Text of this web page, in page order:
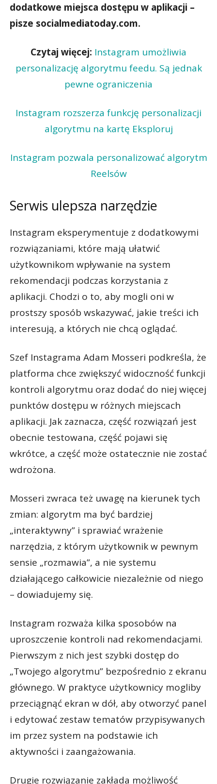
dodatkowe miejsca dostępu w aplikacji –
pisze socialmediatoday.com.
Czytaj więcej: Instagram umożliwia
personalizację algorytmu feedu. Są jednak
pewne ograniczenia
Instagram rozszerza funkcję personalizacji
algorytmu na kartę Eksploruj
Instagram pozwala personalizować algorytm
Reelsów
Serwis ulepsza narzędzie
Instagram eksperymentuje z dodatkowymi
rozwiązaniami, które mają ułatwić
użytkownikom wpływanie na system
rekomendacji podczas korzystania z
aplikacji. Chodzi o to, aby mogli oni w
prostszy sposób wskazywać, jakie treści ich
interesują, a których nie chcą oglądać.
Szef Instagrama Adam Mosseri podkreśla, że
platforma chce zwiększyć widoczność funkcji
kontroli algorytmu oraz dodać do niej więcej
punktów dostępu w różnych miejscach
aplikacji. Jak zaznacza, część rozwiązań jest
obecnie testowana, część pojawi się
wkrótce, a część może ostatecznie nie zostać
wdrożona.
Mosseri zwraca też uwagę na kierunek tych
zmian: algorytm ma być bardziej
„interaktywny” i sprawiać wrażenie
narzędzia, z którym użytkownik w pewnym
sensie „rozmawia”, a nie systemu
działającego całkowicie niezależnie od niego
– dowiadujemy się.
Instagram rozważa kilka sposobów na
uproszczenie kontroli nad rekomendacjami.
Pierwszym z nich jest szybki dostęp do
„Twojego algorytmu” bezpośrednio z ekranu
głównego. W praktyce użytkownicy mogliby
przeciągnąć ekran w dół, aby otworzyć panel
i edytować zestaw tematów przypisywanych
im przez system na podstawie ich
aktywności i zaangażowania.
Drugie rozwiązanie zakłada możliwość